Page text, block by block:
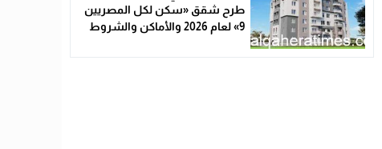
طرح شقق «سكن لكل المصريين
9» لعام 2026 والأماكن والشروط